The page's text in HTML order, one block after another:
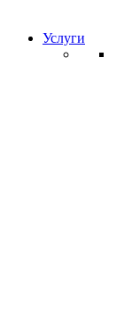
Услуги